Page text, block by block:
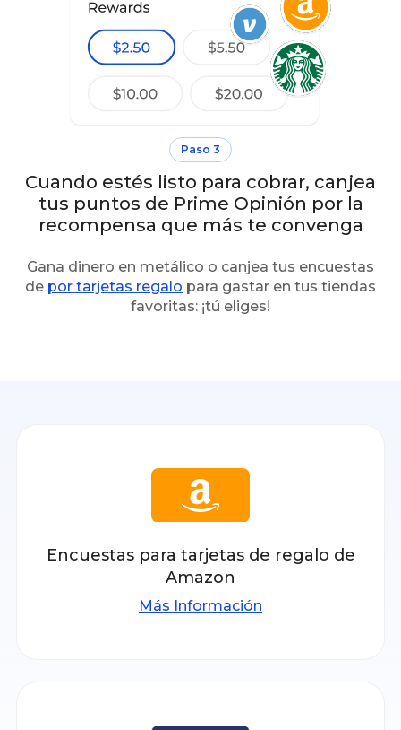
Paso 3
Cuando estés listo para cobrar, canjea
tus puntos de Prime Opinión por la
recompensa que más te convenga
Gana dinero en metálico o canjea tus encuestas
de por tarjetas regalo para gastar en tus tiendas
favoritas: ¡tú eliges!
Encuestas para tarjetas de regalo de
Amazon
Más Información